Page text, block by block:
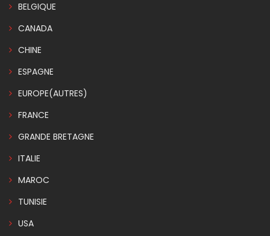
BELGIQUE
CANADA
CHINE
ESPAGNE
EUROPE(AUTRES)
FRANCE
GRANDE BRETAGNE
ITALIE
MAROC
TUNISIE
USA